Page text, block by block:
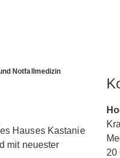
Notfallmedizin
Hauses Kastanie
mit neuester
20